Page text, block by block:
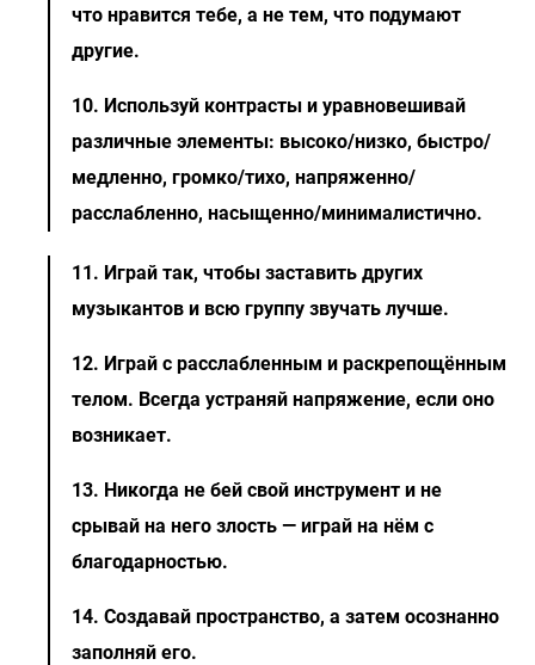
что нравится тебе, а не тем, что подумают
другие.
10. Используй контрасты и уравновешивай
различные элементы: высоко/низко, быстро/
медленно, громко/тихо, напряженно/
расслабленно, насыщенно/минималистично.
11. Играй так, чтобы заставить других
музыкантов и всю группу звучать лучше.
12. Играй с расслабленным и раскрепощённым
телом. Всегда устраняй напряжение, если оно
возникает.
13. Никогда не бей свой инструмент и не
срывай на него злость — играй на нём с
благодарностью.
14. Создавай пространство, а затем осознанно
заполняй его.